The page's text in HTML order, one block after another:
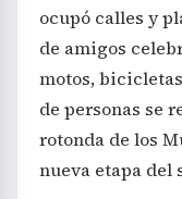
ocupó calles y
de amigos
motos,
de personas se
rotonda de los
nueva etapa del